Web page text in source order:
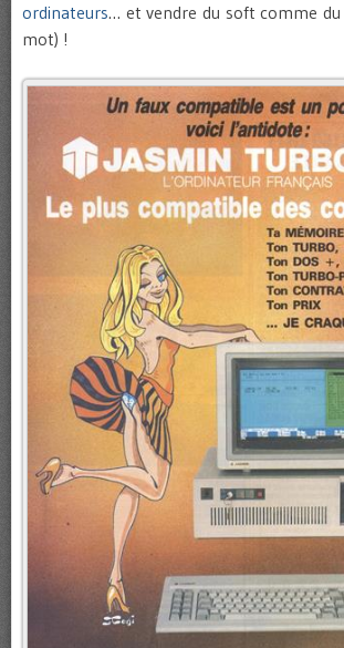
ordinateurs… et vendre du soft comme du
mot) !